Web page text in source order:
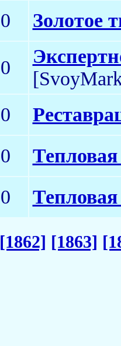
0 Золотое
0
0
0
0
[1862] [1863]